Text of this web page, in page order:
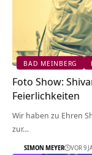
BAD MEINBERG
Foto Show:
Feierlichkeiten
Wir haben zu Ehren
zur…
SIMON MEYER VOR 9